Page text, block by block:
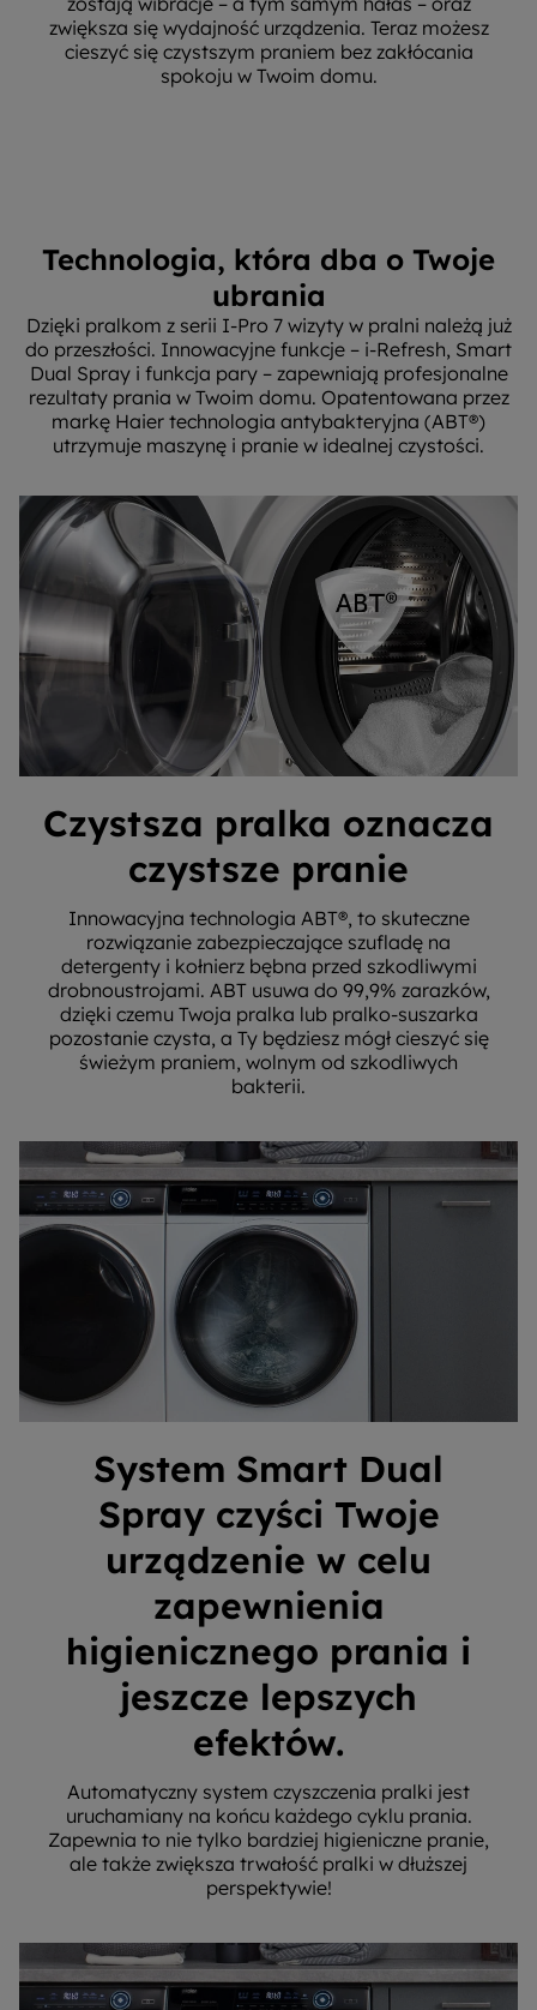
zwiększa się wydajność urządzenia. Teraz możesz
cieszyć się czystszym praniem bez zakłócania
spokoju w Twoim domu.
Technologia, która dba o Twoje
ubrania
Dzięki pralkom z serii I-Pro 7 wizyty w pralni należą już
do przeszłości. Innowacyjne funkcje – i-Refresh, Smart
Dual Spray i funkcja pary – zapewniają profesjonalne
rezultaty prania w Twoim domu. Opatentowana przez
markę Haier technologia antybakteryjna (ABT®)
utrzymuje maszynę i pranie w idealnej czystości.
Czystsza pralka oznacza
czystsze pranie
Innowacyjna technologia ABT®, to skuteczne
rozwiązanie zabezpieczające szufladę na
detergenty i kołnierz bębna przed szkodliwymi
drobnoustrojami. ABT usuwa do 99,9% zarazków,
dzięki czemu Twoja pralka lub pralko-suszarka
pozostanie czysta, a Ty będziesz mógł cieszyć się
świeżym praniem, wolnym od szkodliwych
bakterii.
System Smart Dual
Spray czyści Twoje
urządzenie w celu
zapewnienia
higienicznego prania i
jeszcze lepszych
efektów.
Automatyczny system czyszczenia pralki jest
uruchamiany na końcu każdego cyklu prania.
Zapewnia to nie tylko bardziej higieniczne pranie,
ale także zwiększa trwałość pralki w dłuższej
perspektywie!